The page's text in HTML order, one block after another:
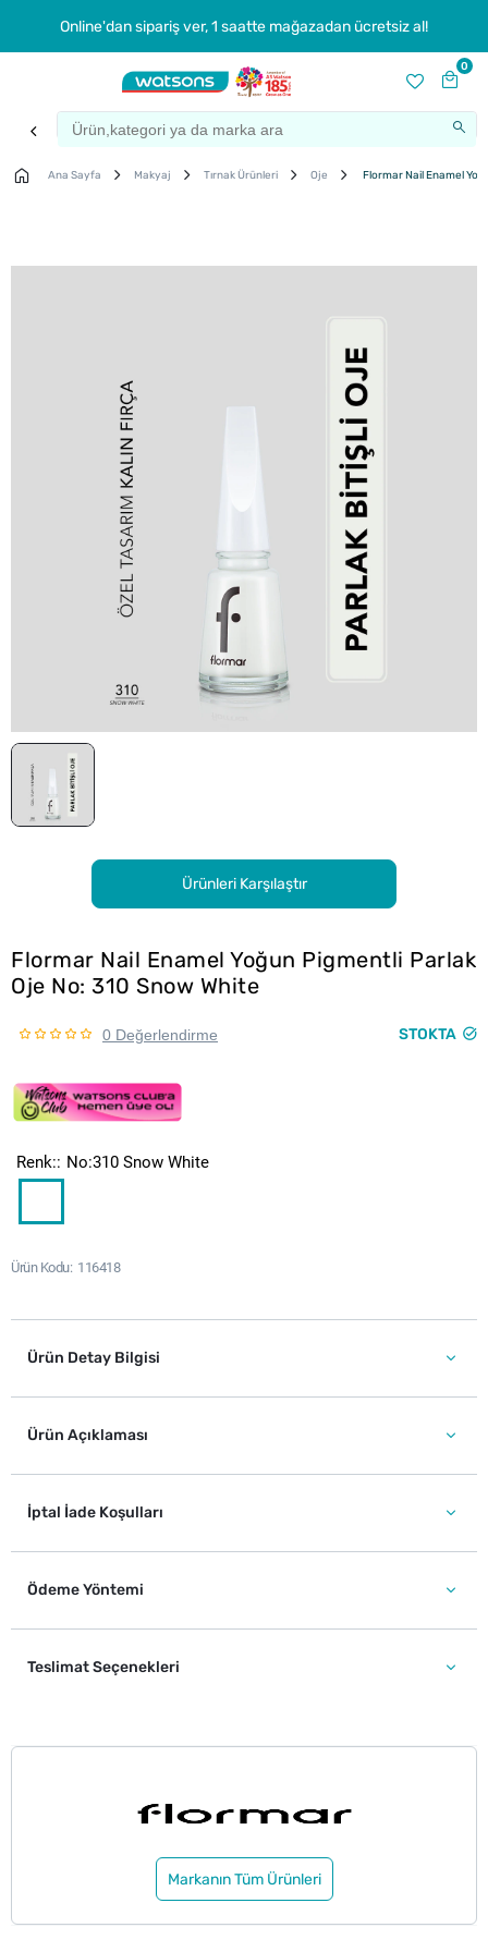
Online'dan sipariş ver, 1 saatte mağazadan ücretsiz al!
0
Ana Sayfa Makyaj Tırnak Ürünleri Oje Flormar Nail Enamel
Ürünleri Karşılaştır
Flormar Nail Enamel Yoğun Pigmentli Parlak
Oje No: 310 Snow White
0 Değerlendirme STOKTA
Ürün Kodu 116418
Renk: No:310 Snow White
Ürün Detay Bilgisi
Ürün Açıklaması
İptal İade Koşulları
Ödeme Yöntemi
Teslimat Seçenekleri
Markanın Tüm Ürünleri